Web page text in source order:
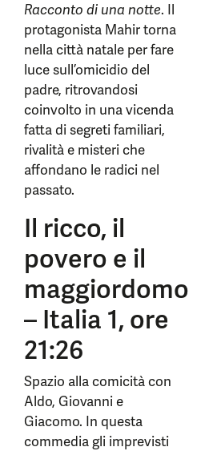
Racconto di una notte. Il
protagonista Mahir torna
nella città natale per fare
luce sull’omicidio del
padre, ritrovandosi
coinvolto in una vicenda
fatta di segreti familiari,
rivalità e misteri che
affondano le radici nel
passato.
Il ricco, il
povero e il
maggiordomo
– Italia 1, ore
21:26
Spazio alla comicità con
Aldo, Giovanni e
Giacomo. In questa
commedia gli imprevisti